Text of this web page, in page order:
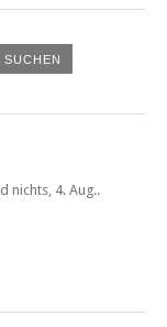
nichts 4. Aug..